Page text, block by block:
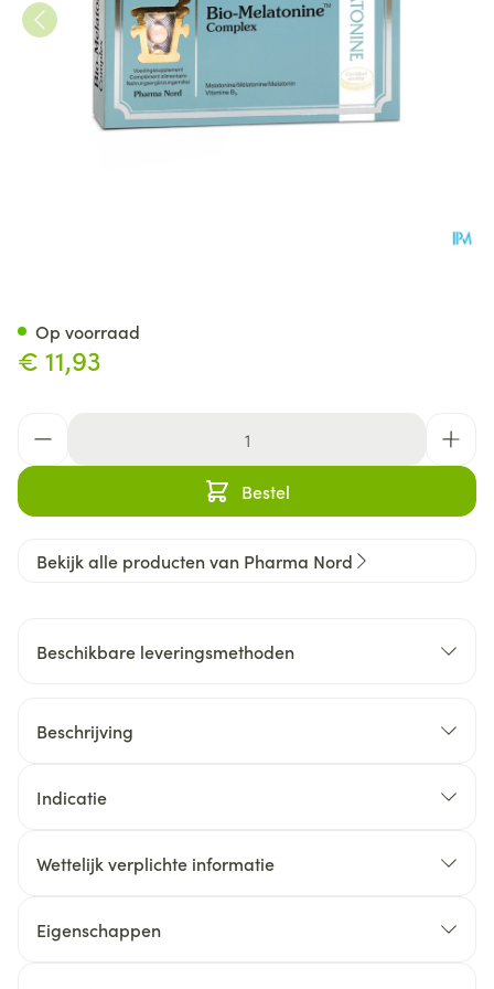
€ 11,93
Bestel
Op voorraad
Bekijk alle producten van Pharma Nord
Beschikbare leveringsmethoden
Beschrijving
Indicatie
Wettelijk verplichte informatie
Eigenschappen